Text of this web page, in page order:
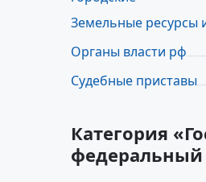
Земельные ресурсы
Органы власти рф
Судебные приставы
Категория
федеральный